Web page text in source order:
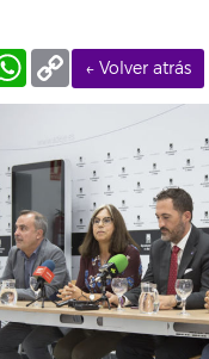
← Volver atrás
WhatsApp
Copy
Link